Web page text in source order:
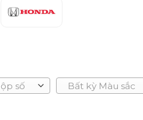
số Bất kỳ Màu sắc